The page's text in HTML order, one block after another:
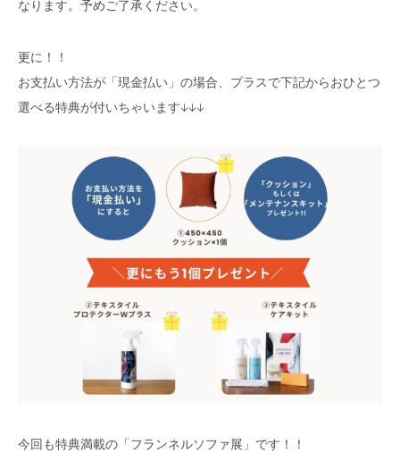
なります。予めご了承ください。
更に！！
お支払い方法が「現金払い」の場合、プラスで下記からおひとつ
選べる特典が付いちゃいます↓↓↓
今回も特典満載の「フランネルソファ展」です！！